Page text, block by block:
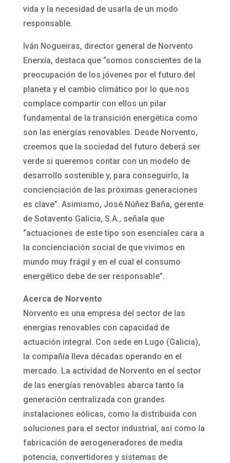
vida y la necesidad de usarla de un modo
responsable.
Iván Nogueiras, director general de Norvento
Enerxía, destaca que “somos conscientes de la
preocupación de los jóvenes por el futuro del
planeta y el cambio climático por lo que nos
complace compartir con ellos un pilar
fundamental de la transición energética como
son las energías renovables. Desde Norvento,
creemos que la sociedad del futuro deberá ser
verde si queremos contar con un modelo de
desarrollo sostenible y, para conseguirlo, la
concienciación de las próximas generaciones
es clave”. Asimismo, José Núñez Baña, gerente
de Sotavento Galicia, S.A., señala que
“actuaciones de este tipo son esenciales cara a
la concienciación social de que vivimos en
mundo muy frágil y en el cual el consumo
energético debe de ser responsable”.
Acerca de Norvento
Norvento es una empresa del sector de las
energías renovables con capacidad de
actuación integral. Con sede en Lugo (Galicia),
la compañía lleva décadas operando en el
mercado. La actividad de Norvento en el sector
de las energías renovables abarca tanto la
generación centralizada con grandes
instalaciones eólicas, como la distribuida con
soluciones para el sector industrial, así como la
fabricación de aerogeneradores de media
potencia, convertidores y sistemas de